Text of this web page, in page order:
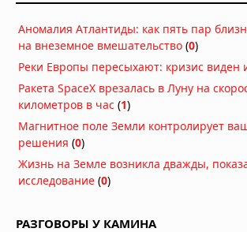
Аномалия Атлантиды: как пять пар
на внеземное вмешательство (0)
Реки Европы пересыхают: кризис виден
Ракета SpaceX врезалась в Луну на
километров в час (1)
Магнитное поле Земли контролирует
решения (0)
Жизнь на Земле возникла дважды,
исследование (0)
РАЗГОВОРЫ У КАМИНА